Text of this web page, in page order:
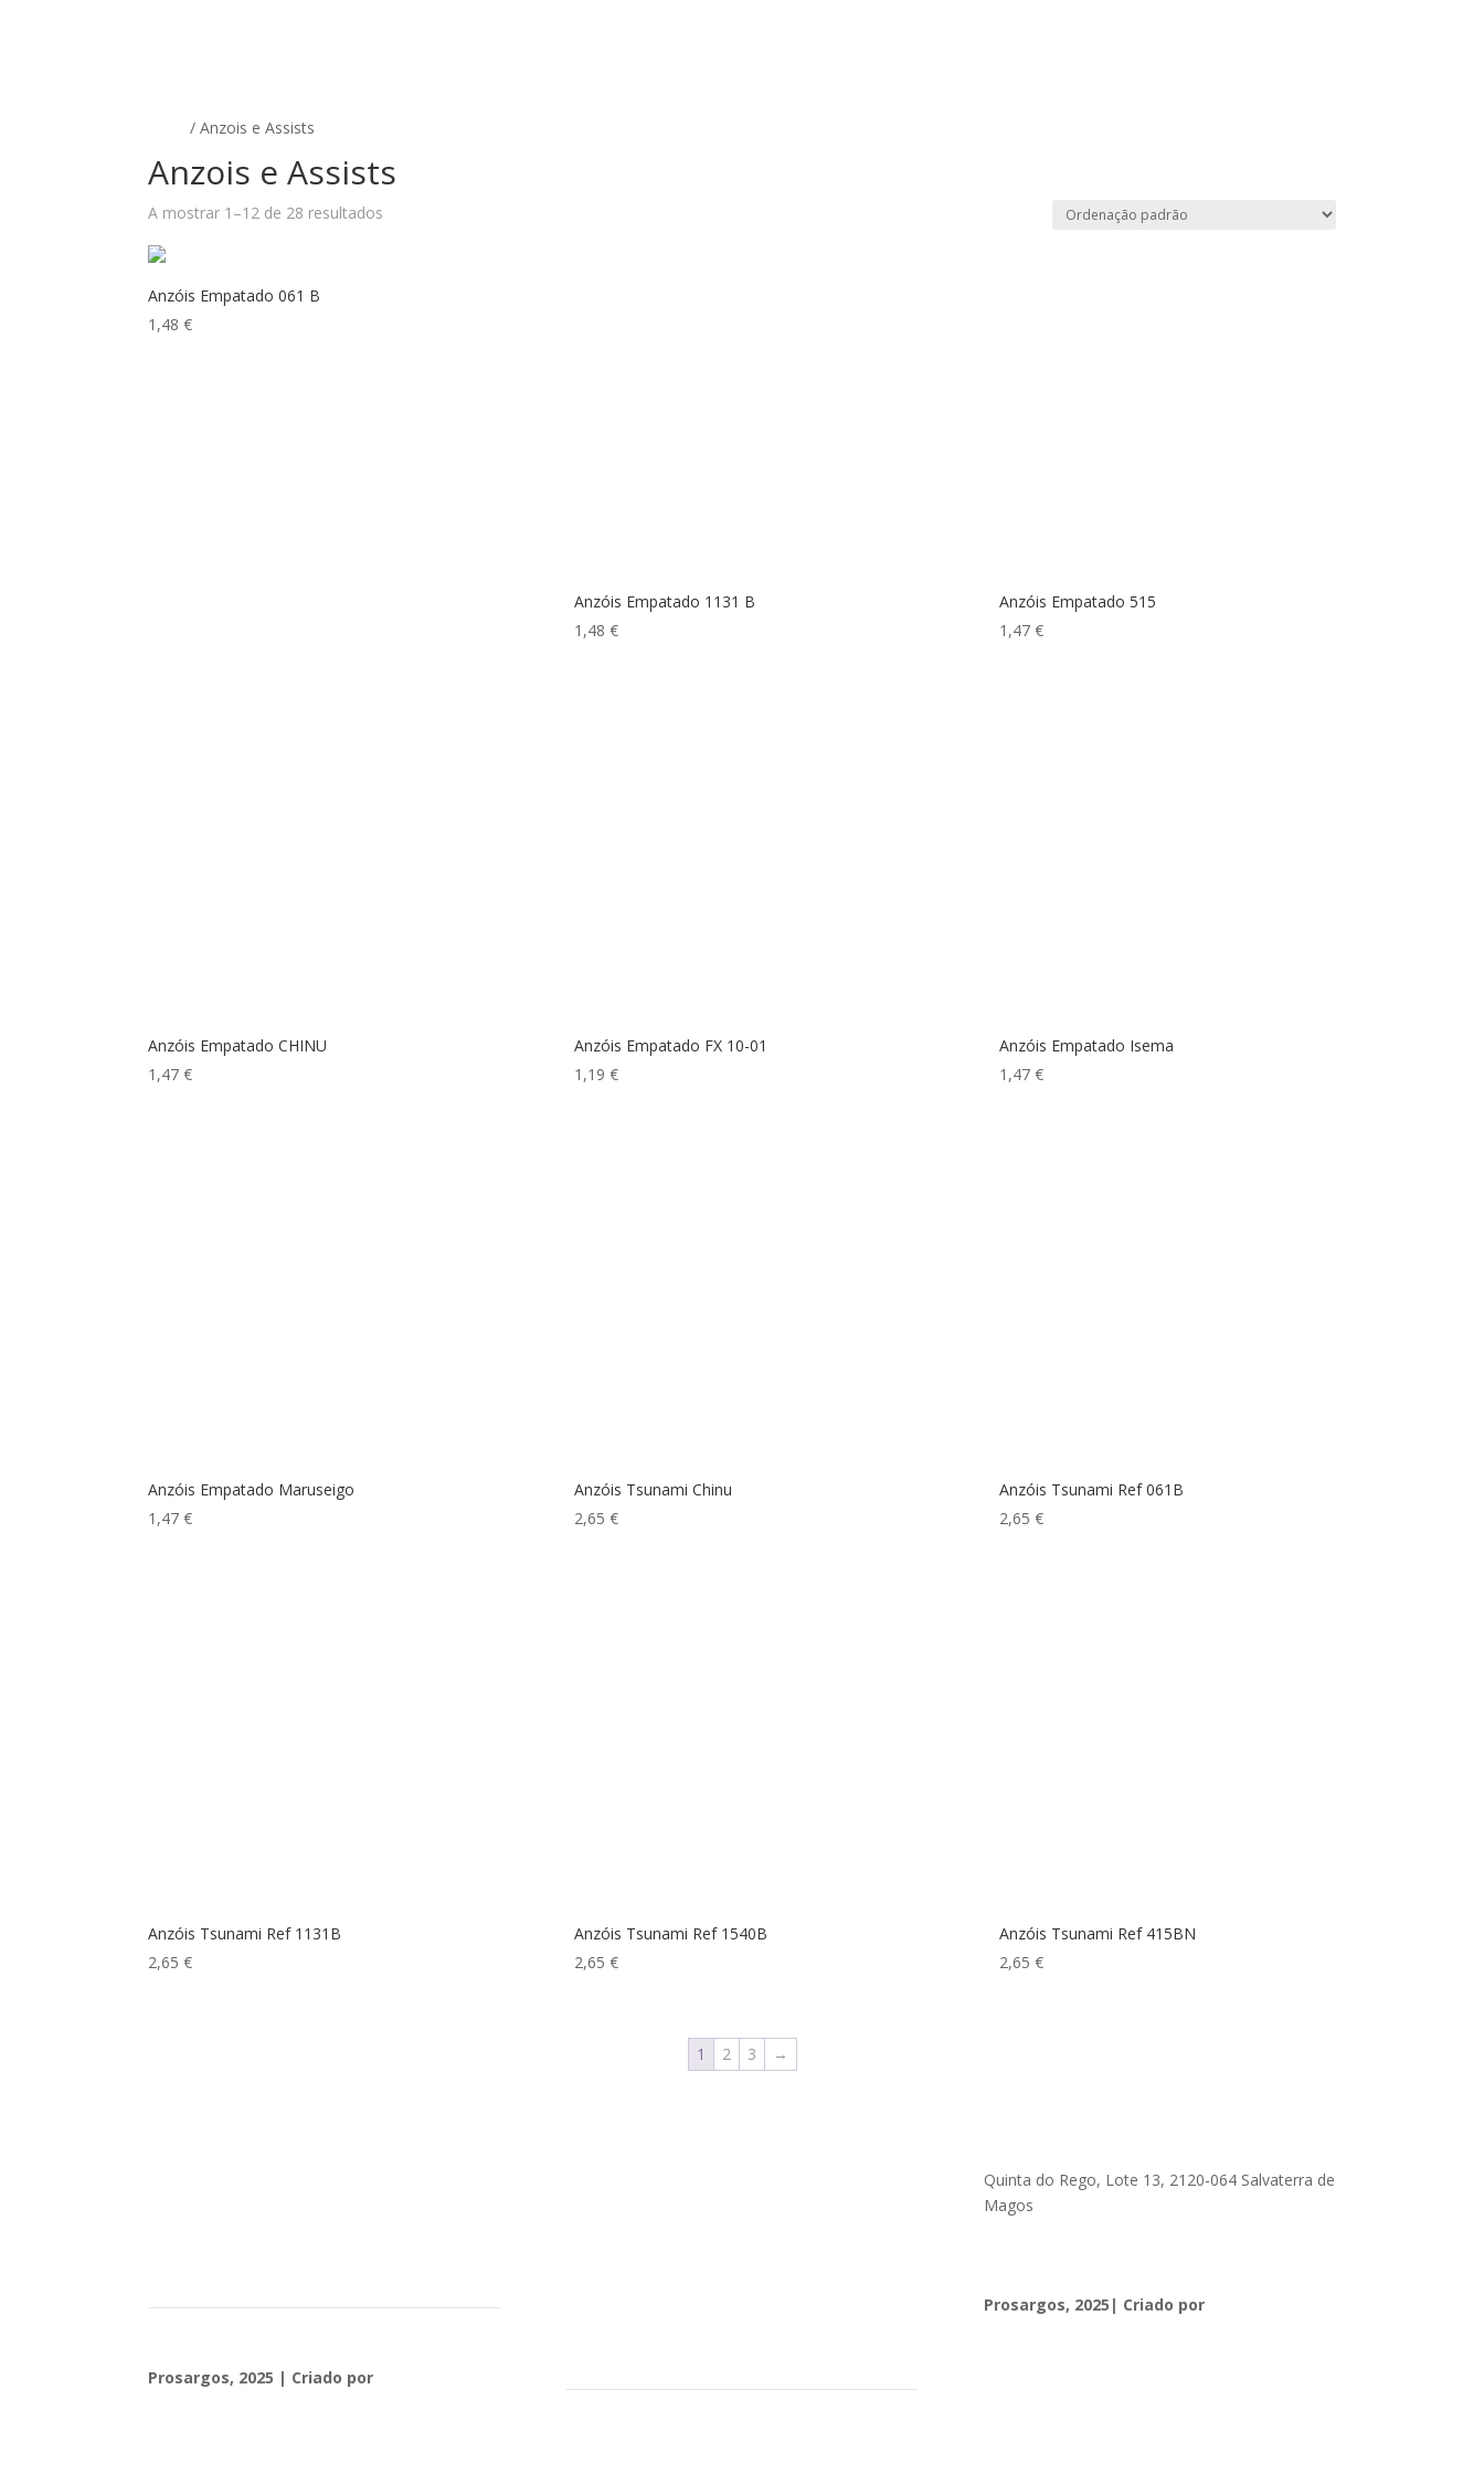
/ Anzois e Assists
Anzois e Assists
A mostrar 1–12 de 28 resultados
Anzóis Empatado 061 B
1,48€
Anzóis Empatado 1131 B
1,48 €
Anzóis Empatado 515
1,47 €
Anzóis Empatado CHINU
1,47€
Anzóis Empatado FX 10-01
1,19 €
Anzóis Empatado Isema
1,47 €
Anzóis Empatado Maruseigo
1,47€
Anzóis Tsunami Chinu
2,65 €
Anzóis Tsunami Ref 061B
2,65 €
Anzóis Tsunami Ref 1131B
2,65€
Anzóis Tsunami Ref 1540B
2,65 €
Anzóis Tsunami Ref 415BN
2,65 €
1 2 3 →
Prosargos, 2025 | Criado por
Quinta do Rego, Lote 13, 2120-064 Salvaterra de
Magos
Prosargos, 2025| Criado por